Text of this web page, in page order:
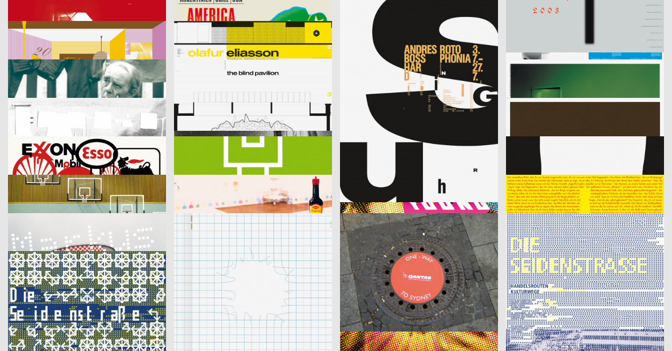
cyan (Daniela Haufe + Detlef Fiedler) D
2003
20 Jahre Freunde guter Musik
cyan (Daniela Haufe + Detlef Fiedler) D
2003
olafur eliasson – the blind pavillon
cyan (Daniela Haufe + Detlef Fiedler)
2003
better days
2003
blotto design D
Geistiger Explosivstoff (Recht, von dem man…)
An Estranged Paradise
2003
Musica Viva Konzert 26.02.2003
i.de – Büro für Kommunikation
Mitra Tabrizian Jenseits der Grenzen
Marion Blomeyer
2003
Gedächtnisbilder
Fons Hickmann m23
2003
Die Toten
HardCase Design
2003
Paradies No. 5
Franz Scholz
je besser man lebt…
Fons Hickmann m23, Klaus Hesse Fons Hickmann m23
2003
2003
Kleidersammlung
Leistungsgruppe Sport
Publicis Werbeagentur GmbH
2003
U-Boot
Fons Hickmann m23
Young and Social
Publicis Werbeagentur GmbH D
2003
Die Würze im Leben
Steur Fotografieie
Publicis Wien A brand of Publicis Group Austria
2003
Freies Lernen
Publicis Werbeagentur GmbH
2003
aus einer Serie für Qantas Airways Limited: one-way
Fons Hickmann m23 D
2003
Seidenstraße
Fons Hickmann m23 D
2003
Seidenstraße
Publicis Werbeagentur GmbH D
2003
Overweight?
Annette Kadatz A
2003
Identity
Publicis Wien A brand of Publicis Group Austria A
2003
Plakatserie Fashion Victim
Georg Schnitzer, Christoph Priglinger, Oliver Laric A
2003
aus der Serie: Turnier für angewandten Fussball 3
Eleonore Bujatti A
2003
aus der Serie: Turnier für angewandten Fussball 3
Alex Klug D
2003
Auf Wiedersehen Siegfried Maser
David Mühlfeld D
2003
Peace!
Herr Ledesi Projekt- und Werbeagentur D
2003
aus der Serie Jailwear since 1898: HAEFTLING Tasche
Tina Worbs D
2003
Kleon Medugorac D
2003
Rock im Aktionsraum
Kleon Medugorac D
2003
KURZE 03